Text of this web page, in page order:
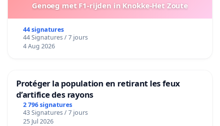
Genoeg met F1-rijden in Knokke-Het Zoute
44 signatures
44 Signatures / 7 jours
4 Aug 2026
Protéger la population en retirant les feux
d’artifice des rayons
2 796 signatures
43 Signatures / 7 jours
25 Jul 2026